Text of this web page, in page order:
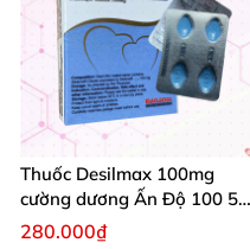
Thuốc Desilmax 100mg
cường dương Ấn Độ 100 50
mg tăng sinh lý tốt nhất
280.000₫